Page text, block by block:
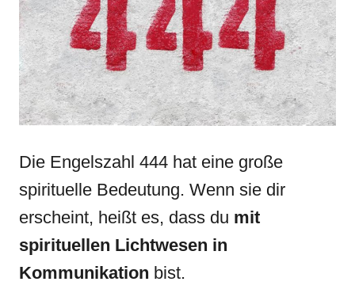
Die Engelszahl 444 hat eine große
spirituelle Bedeutung. Wenn sie dir
erscheint, heißt es, dass du mit
spirituellen Lichtwesen in
Kommunikation bist.